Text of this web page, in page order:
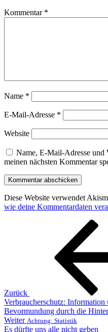
Kommentar *
Name *
E-Mail-Adresse *
Website
Name, E-Mail-Adresse und
meinen nächsten Kommentar
Diese Website verwendet
wie deine Kommentardaten
Beitragsnavigation
Zurück
Verbraucherschutz:
Bevormundung durch die
Nächster
Beitrag
Weiter Achtung: Statistik
Es dürfte uns alle nicht geben